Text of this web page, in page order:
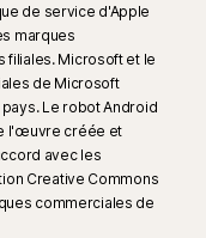
de service d'Apple
marques
filiales. Microsoft et le
de Microsoft
Le robot Android
l'œuvre créée et
avec les
Creative Commons
commerciales de